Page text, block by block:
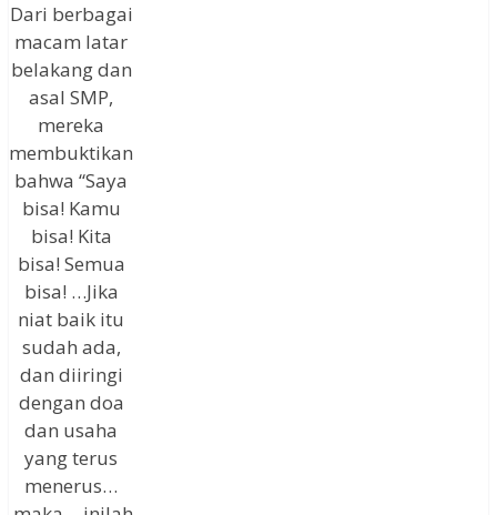
Dari berbagai
macam latar
belakang dan
asal SMP,
mereka
membuktikan
bahwa “Saya
bisa! Kamu
bisa! Kita
bisa! Semua
bisa! …Jika
niat baik itu
sudah ada,
dan diiringi
dengan doa
dan usaha
yang terus
menerus…